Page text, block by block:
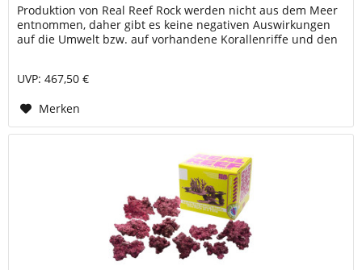
Produktion von Real Reef Rock werden nicht aus dem Meer
entnommen, daher gibt es keine negativen Auswirkungen
auf die Umwelt bzw. auf vorhandene Korallenriffe und den
UVP: 467,50 €
Merken